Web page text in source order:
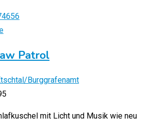
Patrol
Burggrafenamt
mit Licht und Musik wie neu